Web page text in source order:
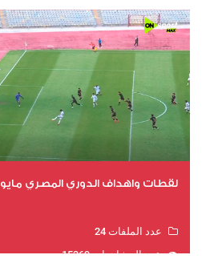
لقطات واهداف الدوري المصري مايو 2026
عدد الملفات 24
عدد المشاهدات 15369